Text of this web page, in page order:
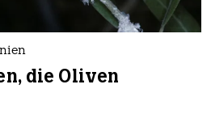
die Oliven